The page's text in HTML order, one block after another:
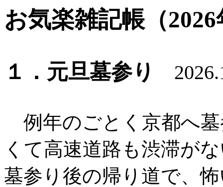
お気楽雑記帳（
１．元旦墓参り
例年のごとく京都へ
くて高速道路も渋滞が
墓参り後の帰り道で、